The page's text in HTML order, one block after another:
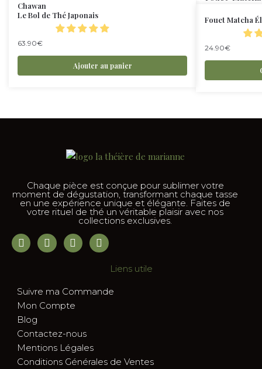
Chawan
Le Bol de Thé Japonais
63.90€
Ajouter au panier
Fouet Matcha
24.90€
Chaque pièce est conçue pour sublimer votre
moment de dégustation, transformant chaque tasse
en une expérience unique et élégante. Faites de
votre rituel de thé un véritable plaisir avec nos
collections exclusives.
Liens utile
Suivre ma Commande
Mon Compte
Blog
Contactez-nous
Mentions Légales
Conditions Générales de Ventes